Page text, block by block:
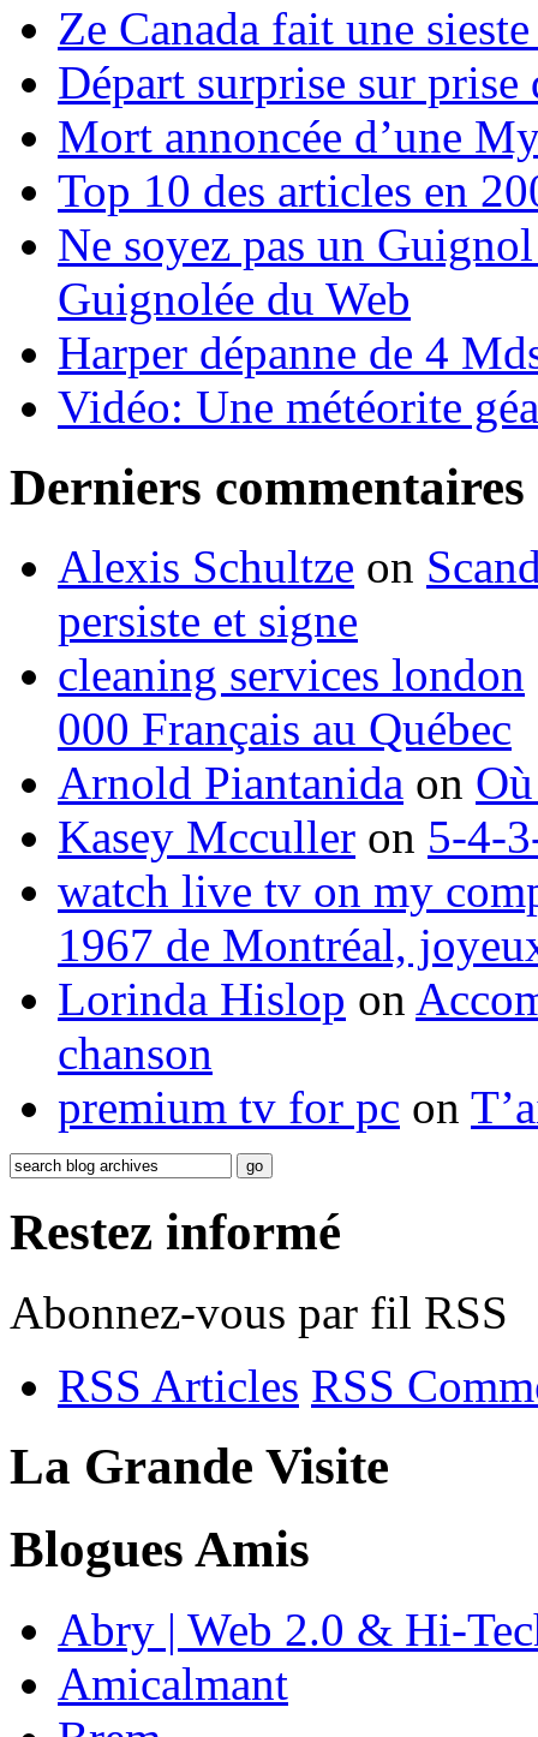
Ze Canada fait une
Départ surprise sur
Mort annoncée d’une
Top 10 des articles en
Ne soyez pas un
Guignolée du Web
Harper dépanne de 4
Vidéo: Une météorite
Derniers commentaires
Alexis Schultze on
persiste et signe
cleaning services london
000 Français au Québec
Arnold Piantanida on
Kasey Mcculler on 5-4-
watch live tv on my
1967 de Montréal,
Lorinda Hislop on
chanson
premium tv for pc on
Restez informé
Abonnez-vous par fil RSS
RSS Articles RSS
La Grande Visite
Blogues Amis
Abry | Web 2.0 & Hi-
Amicalmant